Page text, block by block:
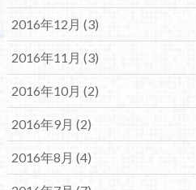
2016年12月 (3)
2016年11月 (3)
2016年10月 (2)
2016年9月 (2)
2016年8月 (4)